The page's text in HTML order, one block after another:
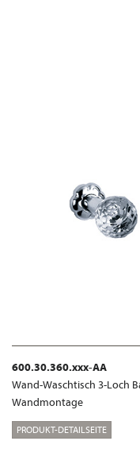
600.30.360.xxx-AA
Wand-Waschtisch 3-Loch
Wandmontage
PRODUKT-DETAILSEITE